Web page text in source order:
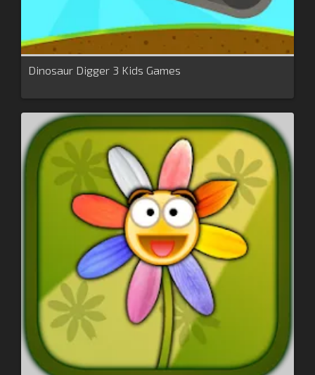
Dinosaur Digger 3 Kids Games